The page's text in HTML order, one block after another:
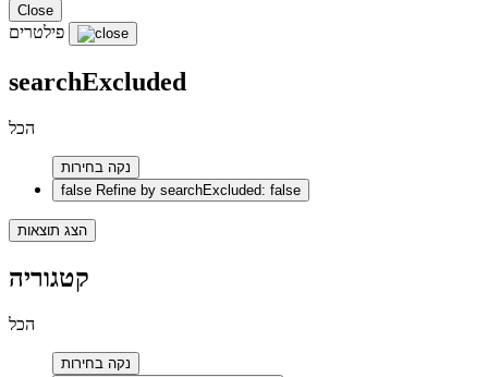
Close
searchExcluded
הכל
נקה בחירות
false Refine by searchExcluded: false
הצג תוצאות
קטגוריה
הכל
נקה בחירות